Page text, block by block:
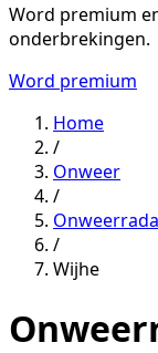
Word premium
onderbrekingen.
Word premium
Home
/
Onweer
/
/
Wijhe